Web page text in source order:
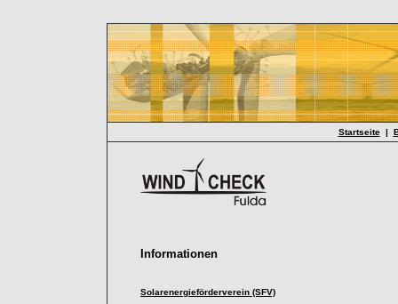
Startseite|
Informationen
Solarenergieförderverein (SFV)